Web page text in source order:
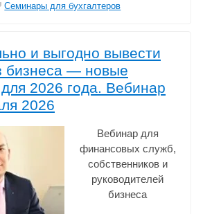
Семинары для бухгалтеров
и выгодно вывести
бизнеса — новые
2026 года. Вебинар
2026
Вебинар для
финансовых служб,
собственников и
руководителей
бизнеса